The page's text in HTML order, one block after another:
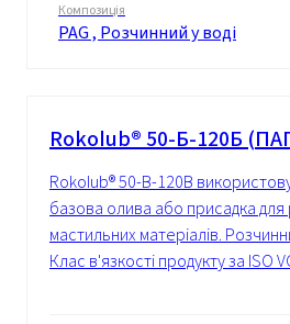
Композиція
PAG , Розчинний у воді
Rokolub® 50-Б-120Б
Rokolub® 50-B-120B
базова олива або присадка для
мастильних матеріалів.
Клас в'язкості продукту за ISO